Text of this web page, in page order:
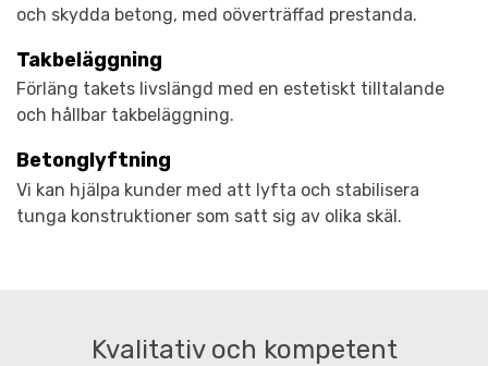
och skydda betong, med oöverträffad prestanda.
Takbeläggning
Förläng takets livslängd med en estetiskt tilltalande
och hållbar takbeläggning.
Betonglyftning
Vi kan hjälpa kunder med att lyfta och stabilisera
tunga konstruktioner som satt sig av olika skäl.
Kvalitativ och kompetent